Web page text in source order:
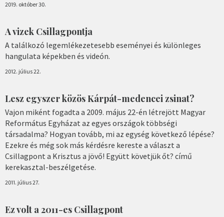
2019. október 30.
A vizek Csillagpontja
A találkozó legemlékezetesebb eseményei és különleges
hangulata képekben és videón.
2012. július 22.
Lesz egyszer közös Kárpát-medencei zsinat?
Vajon miként fogadta a 2009. május 22-én létrejött Magyar
Református Egyházat az egyes országok többségi
társadalma? Hogyan tovább, mi az egység következő lépése?
Ezekre és még sok más kérdésre kereste a választ a
Csillagpont a Krisztus a jövő! Együtt követjük őt? című
kerekasztal-beszélgetése.
2011. július 27.
Ez volt a 2011-es Csillagpont